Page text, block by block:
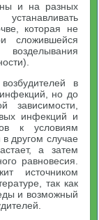
и на разных
которая не
сложившейся
в
инфекций, но до
зависимости,
инфекций и
к условиям
другом случае
а затем
равновесия.
источником
так как
и возможный